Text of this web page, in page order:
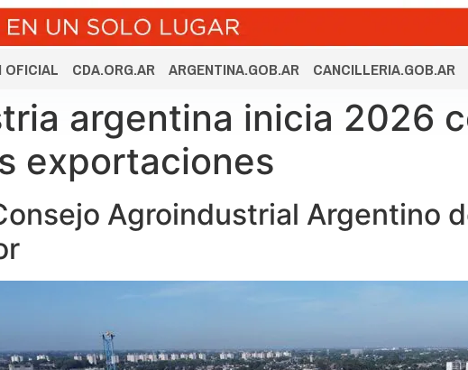
OFICIAL CDA.ORG.AR ARGENTINA.GOB.AR CANCILLERIA.GOB.AR
argentina inicia 2026
exportaciones
Agroindustrial Argentino